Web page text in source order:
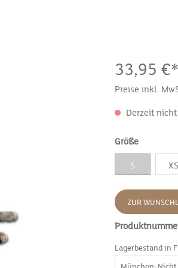
33,95
Preise inkl.
Derzeit
Größe
S XS
ZUR
Lagerbestand in